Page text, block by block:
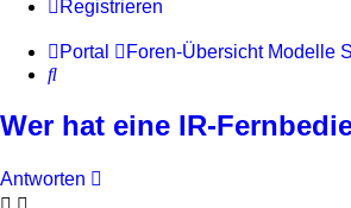
Registrieren
Portal Foren-Übersicht Modelle
Suche
Wer hat eine IR-
Antworten